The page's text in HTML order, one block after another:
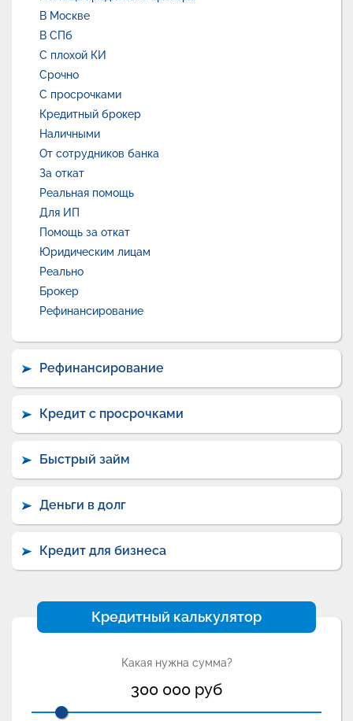
В Москве
В СПб
С плохой КИ
Срочно
С просрочками
Кредитный брокер
Наличными
От сотрудников банка
За откат
Реальная помощь
Для ИП
Помощь за откат
Юридическим лицам
Реально
Брокер
Рефинансирование
Рефинансирование
Кредит с просрочками
Быстрый займ
Деньги в долг
Кредит для бизнеса
Кредитный калькулятор
Какая нужна сумма?
300 000 руб